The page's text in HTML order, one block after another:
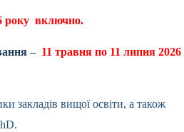
року включно.
– 11 травня по 11 липня 2026
закладів вищої освіти, а також
.